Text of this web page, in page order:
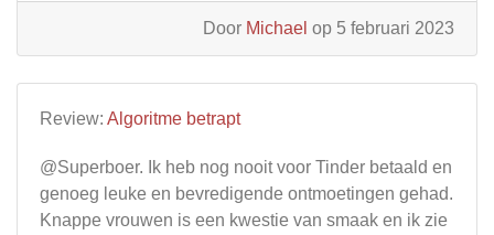
Door Michael op 5 februari 2023
Review: Algoritme betrapt
@Superboer. Ik heb nog nooit voor Tinder betaald en
genoeg leuke en bevredigende ontmoetingen gehad.
Knappe vrouwen is een kwestie van smaak en ik zie